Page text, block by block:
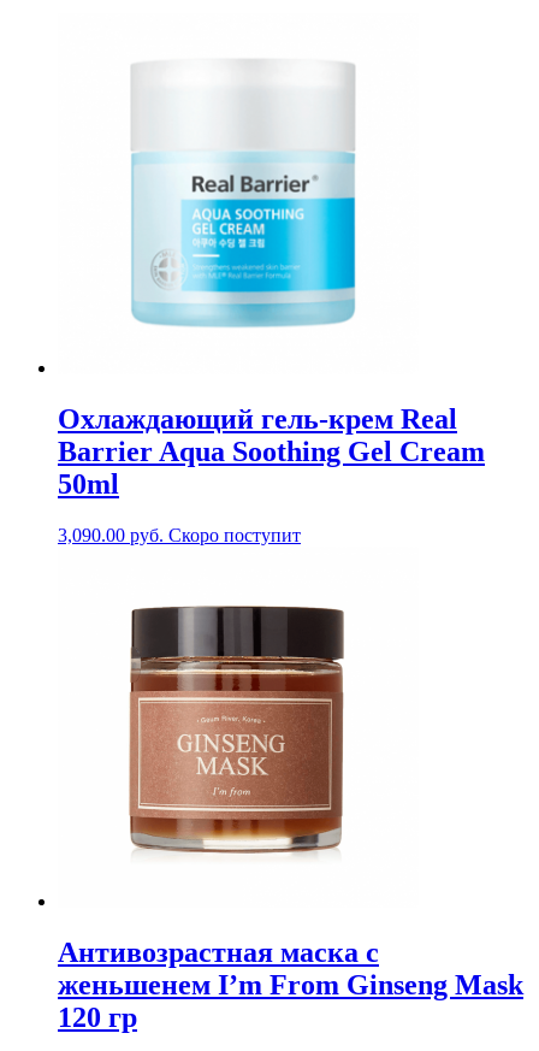
Охлаждающий гель-крем Real
Barrier Aqua Soothing Gel Cream
50ml
3,090.00 руб. Скоро поступит
Антивозрастная маска с
женьшенем I’m From Ginseng Mask
120 гр